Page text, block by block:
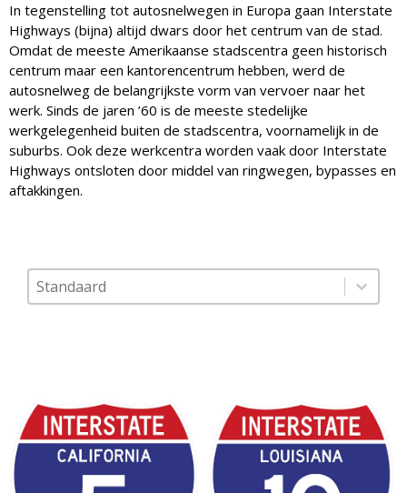
In tegenstelling tot autosnelwegen in Europa gaan Interstate
Highways (bijna) altijd dwars door het centrum van de stad.
Omdat de meeste Amerikaanse stadscentra geen historisch
centrum maar een kantorencentrum hebben, werd de
autosnelweg de belangrijkste vorm van vervoer naar het
werk. Sinds de jaren ’60 is de meeste stedelijke
werkgelegenheid buiten de stadscentra, voornamelijk in de
suburbs. Ook deze werkcentra worden vaak door Interstate
Highways ontsloten door middel van ringwegen, bypasses en
aftakkingen.
Sorteer op
Sort content
Sort content